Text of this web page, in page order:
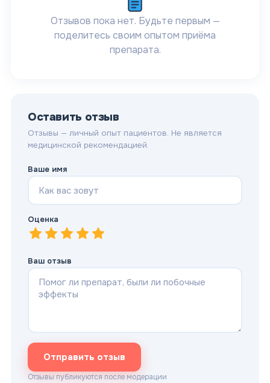
Отзывов пока нет. Будьте первым —
поделитесь своим опытом приёма
препарата.
Оставить отзыв
Отзывы — личный опыт пациентов. Не является
медицинской рекомендацией.
Ваше имя
Оценка
4—
3—Нормально
2—Плохо
1—Очень плохо
Ваш отзыв
Отправить отзыв
Отзывы публикуются после модерации